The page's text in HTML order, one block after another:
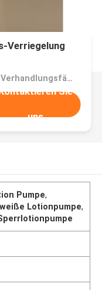
Verriegelung
Preis：Verhandlungsfähig
Sie
uns
Pumpe,
Lotionpumpe,